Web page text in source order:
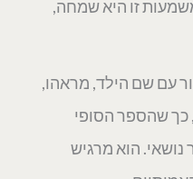
זו היא שמחה,
עם שם הילד, מראהו,
שהספר הסופי
הוא מרגיש